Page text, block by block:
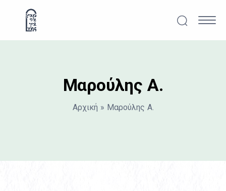
Μετάβαση στο περιεχόμενο
Μαρούλης Α.
Αρχική » Μαρούλης Α.